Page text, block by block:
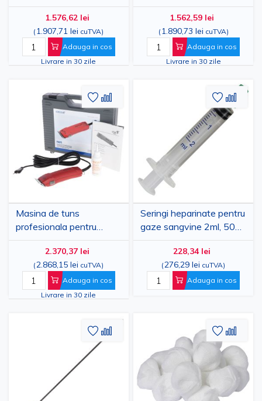
fir
1.576,62 lei
( 1.907,71 lei cuTVA)
Adauga in cos
Livrare in 30 zile
AESCULAP Durati
GT434-RS, fara fir
1.562,59 lei
( 1.890,73 lei cuTVA)
Adauga in cos
Livrare in 30 zile
Masina de tuns
profesionala pentru
animale, AESCULAP
FAV5, cu fir2.370,37 lei
(2.868,15 lei cuTVA)
Adauga in cos
Adaugati
la
Lista
de
Dorinte
Adaugati
pentru
comparare
Livrare in 30 zile
Seringi heparinate pentru
gaze sangvine 2ml, 50
buc, sterile
228,34 lei
(276,29 lei cuTVA)
Adauga in cos
la
Lista
Adaugati
la
Adaugati
comparare
la
Lista
de
Dorinte